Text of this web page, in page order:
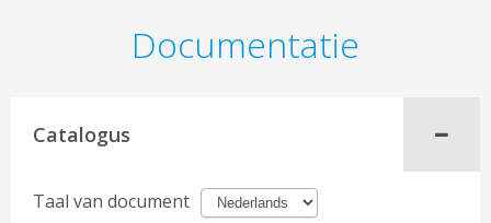
Documentatie
Catalogus
Taal van document